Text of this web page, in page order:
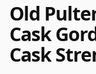
Old
Cask
Cask